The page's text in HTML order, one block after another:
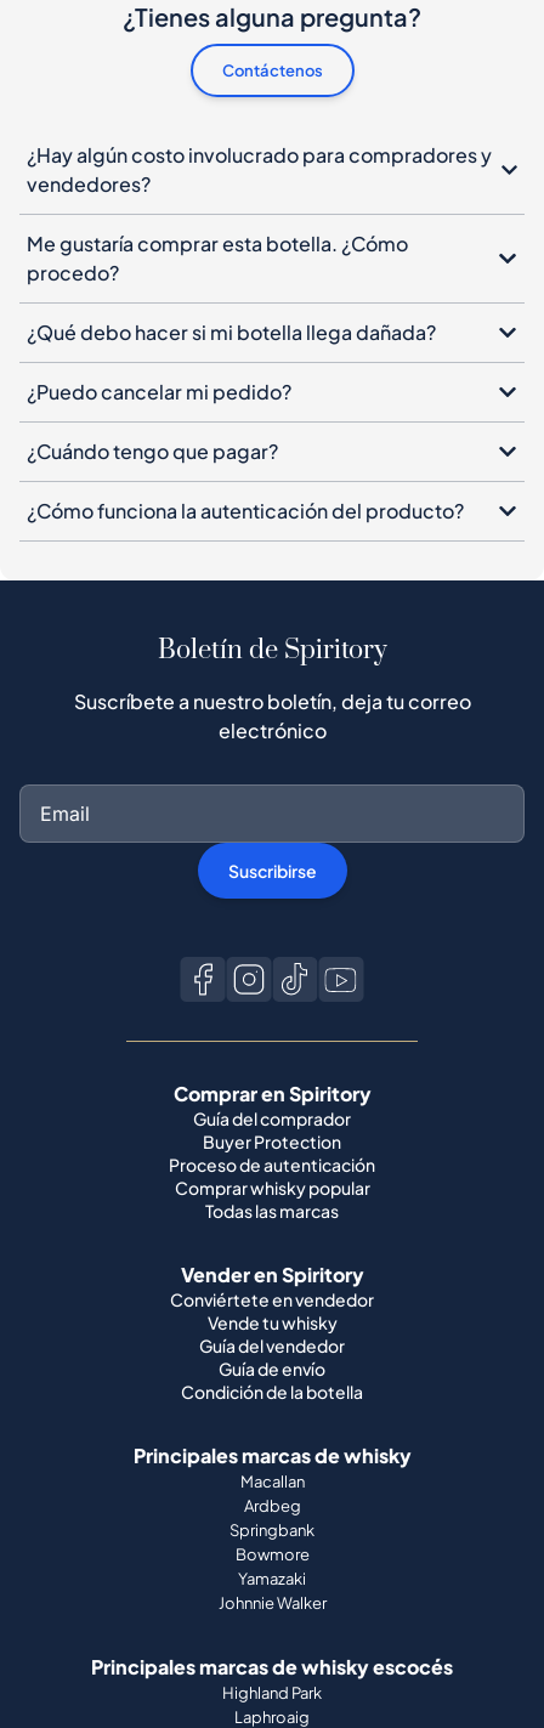
¿Tienes alguna pregunta?
Contáctenos
¿Hay algún costo involucrado para compradores y
vendedores?
Me gustaría comprar esta botella. ¿Cómo
procedo?
¿Qué debo hacer si mi botella llega dañada?
¿Puedo cancelar mi pedido?
¿Cuándo tengo que pagar?
¿Cómo funciona la autenticación del producto?
Boletín de Spiritory
Suscríbete a nuestro boletín, deja tu correo
electrónico
Suscribirse
Comprar en Spiritory
Guía del comprador
Buyer Protection
Proceso de autenticación
Comprar whisky popular
Todas las marcas
Vender en Spiritory
Conviértete en vendedor
Vende tu whisky
Guía del vendedor
Guía de envío
Condición de la botella
Principales marcas de whisky
Macallan
Ardbeg
Springbank
Bowmore
Yamazaki
Johnnie Walker
Principales marcas de whisky escocés
Highland Park
Laphroaig